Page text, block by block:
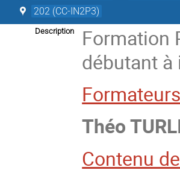
202 (CC-IN2P3)
Description
Formation
débutant
Formateurs
Théo
Contenu